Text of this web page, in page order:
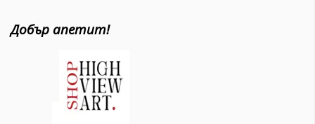
Добър апетит!